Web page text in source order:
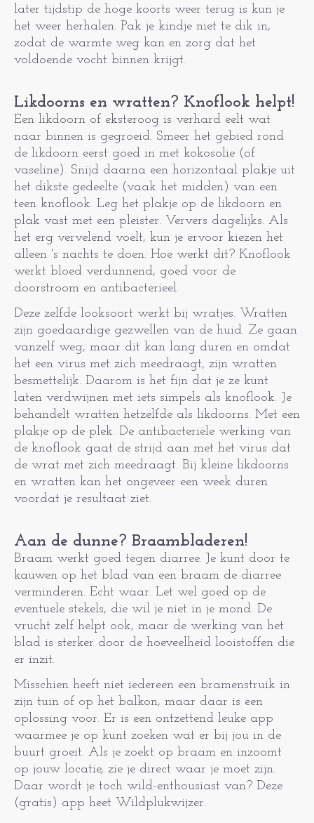
later tijdstip de hoge koorts weer terug is kun je
het weer herhalen. Pak je kindje niet te dik in,
zodat de warmte weg kan en zorg dat het
voldoende vocht binnen krijgt.
Likdoorns en wratten? Knoflook helpt!
Een likdoorn of eksteroog is verhard eelt wat
naar binnen is gegroeid. Smeer het gebied rond
de likdoorn eerst goed in met kokosolie (of
vaseline). Snijd daarna een horizontaal plakje uit
het dikste gedeelte (vaak het midden) van een
teen knoflook. Leg het plakje op de likdoorn en
plak vast met een pleister. Ververs dagelijks. Als
het erg vervelend voelt, kun je ervoor kiezen het
alleen 's nachts te doen. Hoe werkt dit? Knoflook
werkt bloed verdunnend, goed voor de
doorstroom en antibacterieel.
Deze zelfde looksoort werkt bij wratjes. Wratten
zijn goedaardige gezwellen van de huid. Ze gaan
vanzelf weg, maar dit kan lang duren en omdat
het een virus met zich meedraagt, zijn wratten
besmettelijk. Daarom is het fijn dat je ze kunt
laten verdwijnen met iets simpels als knoflook. Je
behandelt wratten hetzelfde als likdoorns. Met een
plakje op de plek. De antibacteriële werking van
de knoflook gaat de strijd aan met het virus dat
de wrat met zich meedraagt. Bij kleine likdoorns
en wratten kan het ongeveer een week duren
voordat je resultaat ziet.
Aan de dunne? Braambladeren!
Braam werkt goed tegen diarree. Je kunt door te
kauwen op het blad van een braam de diarree
verminderen. Echt waar. Let wel goed op de
eventuele stekels, die wil je niet in je mond. De
vrucht zelf helpt ook, maar de werking van het
blad is sterker door de hoeveelheid looistoffen die
er inzit.
Misschien heeft niet iedereen een bramenstruik in
zijn tuin of op het balkon, maar daar is een
oplossing voor. Er is een ontzettend leuke app
waarmee je op kunt zoeken wat er bij jou in de
buurt groeit. Als je zoekt op braam en inzoomt
op jouw locatie, zie je direct waar je moet zijn.
Daar wordt je toch wild-enthousiast van? Deze
(gratis) app heet Wildplukwijzer.